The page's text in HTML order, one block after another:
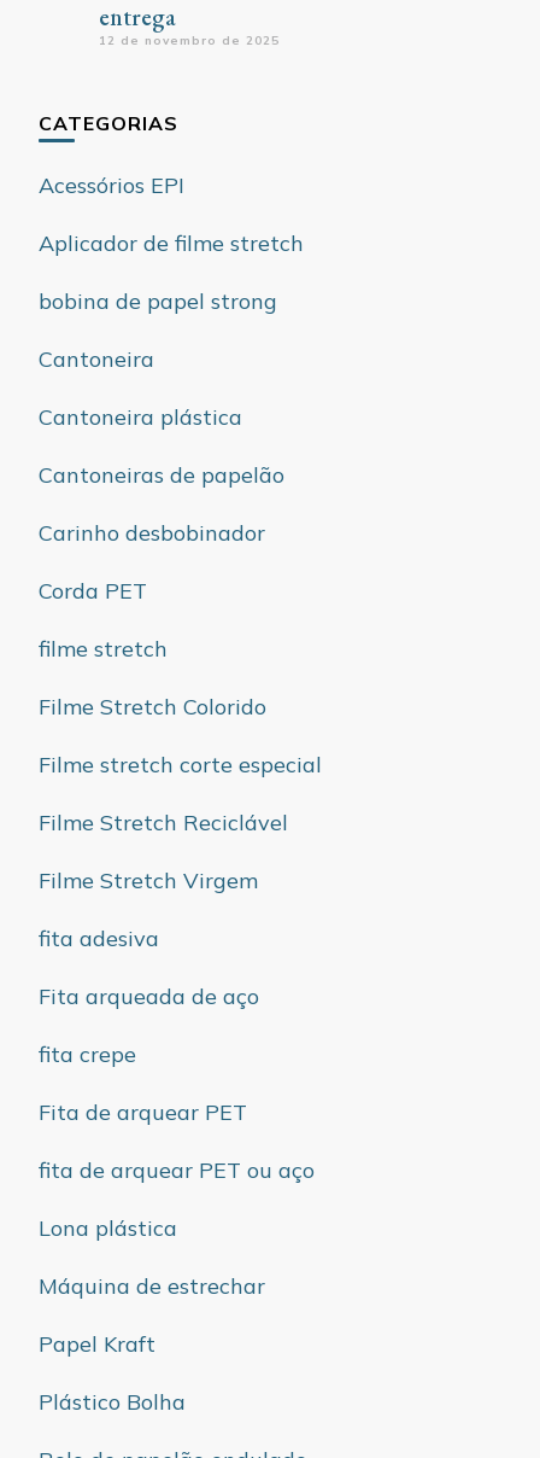
entrega
12 de novembro de 2025
CATEGORIAS
Acessórios EPI
Aplicador de filme stretch
bobina de papel strong
Cantoneira
Cantoneira plástica
Cantoneiras de papelão
Carinho desbobinador
Corda PET
filme stretch
Filme Stretch Colorido
Filme stretch corte especial
Filme Stretch Reciclável
Filme Stretch Virgem
fita adesiva
Fita arqueada de aço
fita crepe
Fita de arquear PET
fita de arquear PET ou aço
Lona plástica
Máquina de estrechar
Papel Kraft
Plástico Bolha